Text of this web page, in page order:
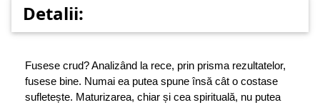
Detalii:
Fusese crud? Analizând la rece, prin prisma rezultatelor,
fusese bine. Numai ea putea spune însă cât o costase
sufletește. Maturizarea, chiar și cea spirituală, nu putea